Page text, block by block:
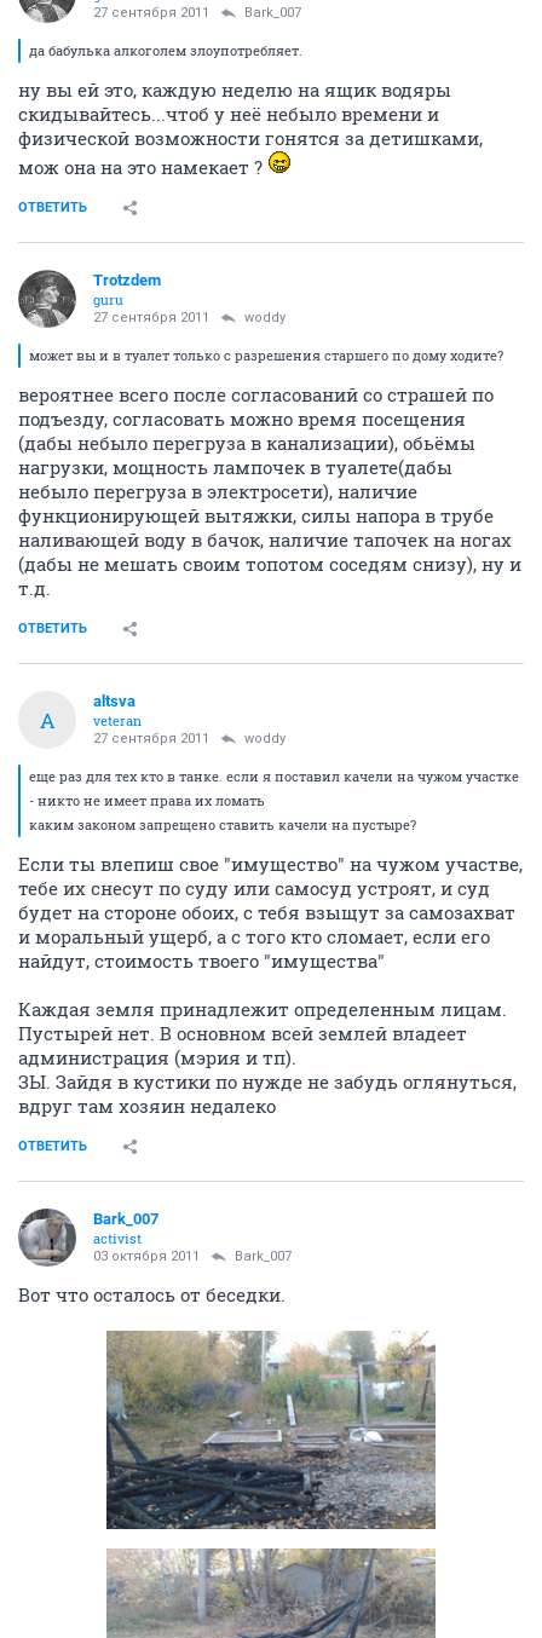
27 сентября 2011 Bark_007
да бабулька алкоголем злоупотребляет.
ну вы ей это, каждую неделю на ящик водяры
скидывайтесь...чтоб у неё небыло времени и
физической возможности гонятся за детишками,
мож она на это намекает ?
ОТВЕТИТЬ
Trotzdem
guru
27 сентября 2011 woddy
может вы и в туалет только с разрешения старшего по дому ходите?
вероятнее всего после согласований со страшей по
подъезду, согласовать можно время посещения
(дабы небыло перегруза в канализации), обьёмы
нагрузки, мощность лампочек в туалете(дабы
небыло перегруза в электросети), наличие
функционирующей вытяжки, силы напора в трубе
наливающей воду в бачок, наличие тапочек на ногах
(дабы не мешать своим топотом соседям снизу), ну и
т.д.
ОТВЕТИТЬ
A
altsva
veteran
27 сентября 2011 woddy
еще раз для тех кто в танке. если я поставил качели на чужом участке
- никто не имеет права их ломать 
каким законом запрещено ставить качели на пустыре? 
Если ты влепиш свое "имущество" на чужом участве,
тебе их снесут по суду или самосуд устроят, и суд
будет на стороне обоих, с тебя взыщут за самозахват
и моральный ущерб, а с того кто сломает, если его
найдут, стоимость твоего "имущества"
Каждая земля принадлежит определенным лицам.
Пустырей нет. В основном всей землей владеет
администрация (мэрия и тп).
ЗЫ. Зайдя в кустики по нужде не забудь оглянуться,
вдруг там хозяин недалеко
ОТВЕТИТЬ
Bark_007
activist
03 октября 2011 Bark_007
Вот что осталось от беседки.